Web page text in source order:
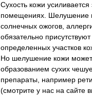
Сухость кожи
помещениях. Шелушение
солнечных ожогов,
обязательно
определенных участков
Но шелушение кожи может
образованием сухих
препараты, например
(смотрите у нас на сайте